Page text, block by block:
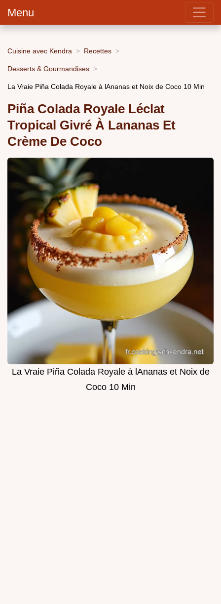
Menu
Cuisine avec Kendra Recettes
Desserts & Gourmandises
La Vraie Piña Colada Royale à lAnanas et Noix de Coco 10 Min
Piña Colada Royale Léclat
Tropical Givré À Lananas Et
Crème De Coco
La Vraie Piña Colada Royale à lAnanas et Noix de
Coco 10 Min